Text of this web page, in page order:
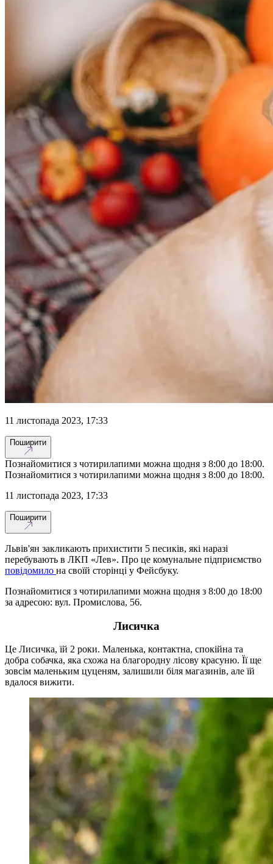
11 листопада 2023, 17:33
Поширити
Познайомитися з чотирилапими можна щодня з 8:00 до 18:00.
Познайомитися з чотирилапими можна щодня з 8:00 до 18:00.
11 листопада 2023, 17:33
Поширити
Львів'ян закликають прихистити 5 песиків, які наразі
перебувають в ЛКП «Лев». Про це комунальне підприємство
повідомило на своїй сторінці у Фейсбуку.
Познайомитися з чотирилапими можна щодня з 8:00 до 18:00
за адресою: вул. Промислова, 56.
Лисичка
Це Лисичка, їй 2 роки. Маленька, контактна, спокійна та
добра собачка, яка схожа на благородну лісову красуню. Її ще
зовсім маленьким цуценям, залишили біля магазинів, але їй
вдалося вижити.